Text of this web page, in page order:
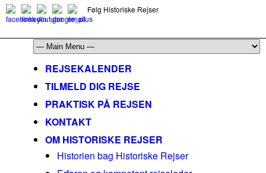
Følg Historiske Rejser
REJSEKALENDER
TILMELD DIG REJSE
PRAKTISK PÅ REJSEN
KONTAKT
OM HISTORISKE REJSER
Historien bag Historiske Rejser